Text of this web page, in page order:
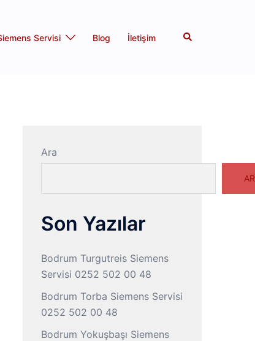
Servisi Blog İletişim Search
Ara
Son Yazılar
Bodrum Turgutreis Siemens
Servisi 0252 502 00 48
Bodrum Torba Siemens Servisi
0252 502 00 48
Bodrum Yokuşbaşı Siemens